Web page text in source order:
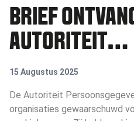
BRIEF
AUTORITEIT
15 Augustus 2025
De Autoriteit
organisaties gewaarschuwd